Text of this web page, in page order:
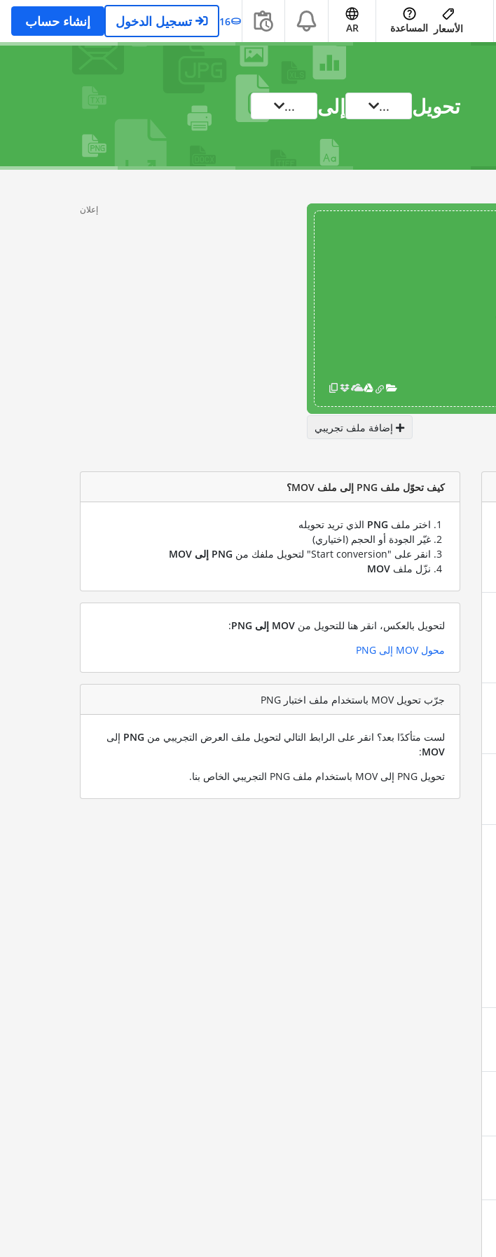
الأسعار المساعدة AR
16 تسجيل الدخول إنشاء حساب
تحويل ... إلى ...
إضافة ملف تجريبي
إعلان
كيف تحوّل ملف PNG إلى ملف MOV؟
اختر ملف PNG الذي تريد تحويله
غيّر الجودة أو الحجم (اختياري)
انقر على "Start conversion" لتحويل ملفك من
PNG إلى MOV
نزّل ملف MOV
لتحويل بالعكس، انقر هنا للتحويل من MOV إلى PNG
:
محول MOV إلى PNG
جرّب تحويل MOV باستخدام ملف اختبار PNG
لست متأكدًا بعد؟ انقر على الرابط التالي لتحويل ملف العرض التجريبي من PNG إلى
MOV
:
تحويل PNG إلى MOV باستخدام ملف PNG التجريبي الخاص بنا
.